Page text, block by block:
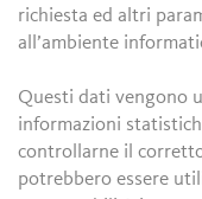
richiesta ed altri
all’ambiente
Questi dati vengono
informazioni
controllarne il
potrebbero essere